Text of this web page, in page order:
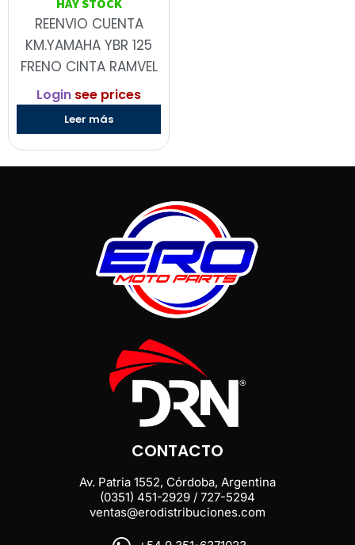
REENVIO CUENTA
KM.YAMAHA YBR 125
FRENO CINTA RAMVEL
Login see prices
Leer más
CONTACTO
Av. Patria 1552, Córdoba, Argentina
(0351) 451-2929 / 727-5294
ventas@erodistribuciones.com